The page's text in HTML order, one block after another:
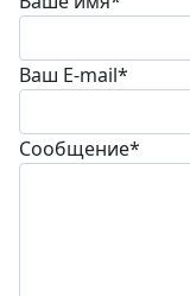
Ваш E-mail*
Сообщение*